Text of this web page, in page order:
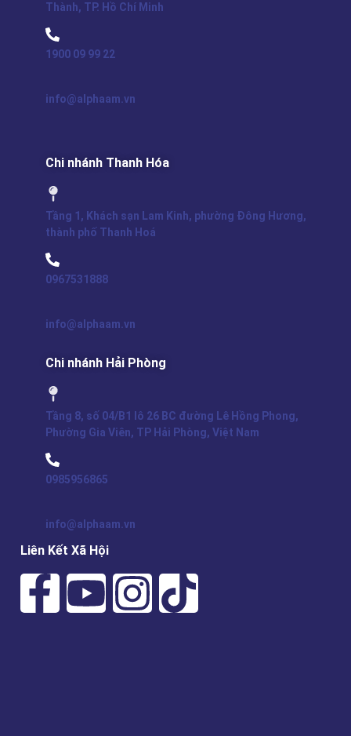
Thành, TP. Hồ Chí Minh
1900 09 99 22
info@alphaam.vn
Chi nhánh Thanh Hóa
Tầng 1, Khách sạn Lam Kinh, phường Đông Hương,
thành phố Thanh Hoá
0967531888
info@alphaam.vn
Chi nhánh Hải Phòng
Tầng 8, số 04/B1 lô 26 BC đường Lê Hồng Phong,
Phường Gia Viên, TP Hải Phòng, Việt Nam
0985956865
info@alphaam.vn
Liên Kết Xã Hội